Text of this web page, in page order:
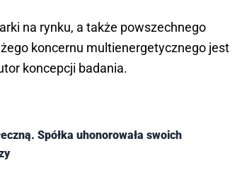
na rynku, a także powszechnego
koncernu multienergetycznego jest
koncepcji badania.
Spółka uhonorowała swoich